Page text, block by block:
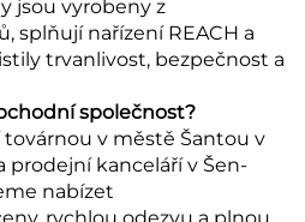
jsou vyrobeny z
splňují nařízení REACH a
trvanlivost, bezpečnost a
společnost?
v městě Šantou v
kanceláří v Šen-
nabízet
rychlou odezvu a plnou